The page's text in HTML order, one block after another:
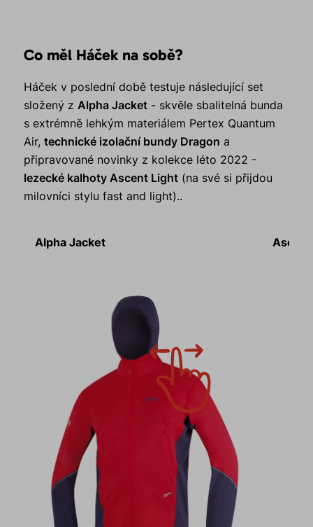
Co měl Háček na sobě?
Háček v poslední době testuje následující set
složený z Alpha Jacket - skvěle sbalitelná bunda
s extrémně lehkým materiálem Pertex Quantum
Air,technické izolační bundy Dragon a
připravované novinky z kolekce léto 2022 -
lezecké kalhoty Ascent Light (na své si přijdou
milovníci stylu fast and light)..
Alpha Jacket